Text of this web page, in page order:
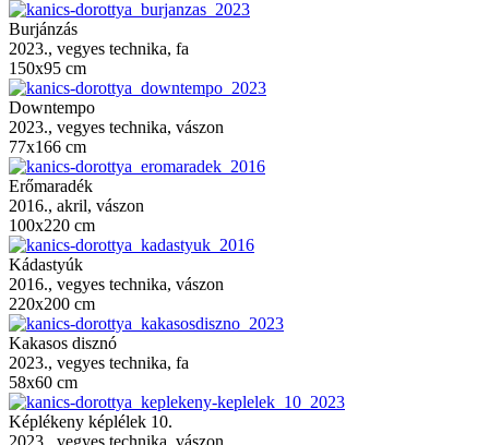
Burjánzás
2023., vegyes technika, fa
150x95 cm
Downtempo
2023., vegyes technika, vászon
77x166 cm
Erőmaradék
2016., akril, vászon
100x220 cm
Kádastyúk
2016., vegyes technika, vászon
220x200 cm
Kakasos disznó
2023., vegyes technika, fa
58x60 cm
Képlékeny képlélek 10.
2023., vegyes technika, vászon